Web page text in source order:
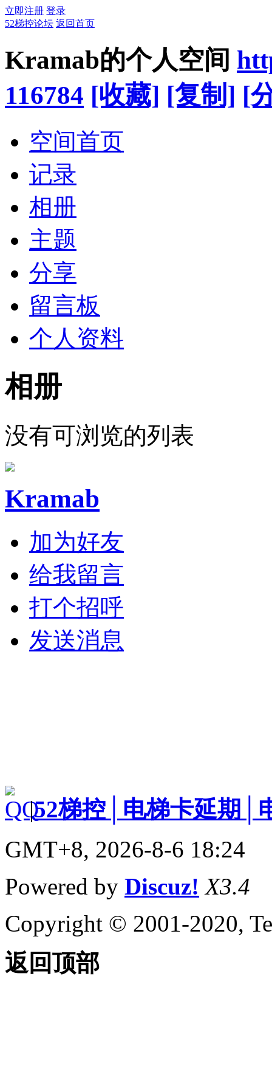
立即注册 登录
52梯控论坛 返回首页
Kramab的个人空间
116784 [收藏] [复制] [
空间首页
记录
相册
主题
分享
留言板
个人资料
相册
没有可浏览的列表
Kramab
加为好友
给我留言
打个招呼
发送消息
|52梯控│电梯卡延期│
GMT+8, 2026-8-6 18:24
Powered by Discuz! X3.4
Copyright © 2001-2020,
返回顶部